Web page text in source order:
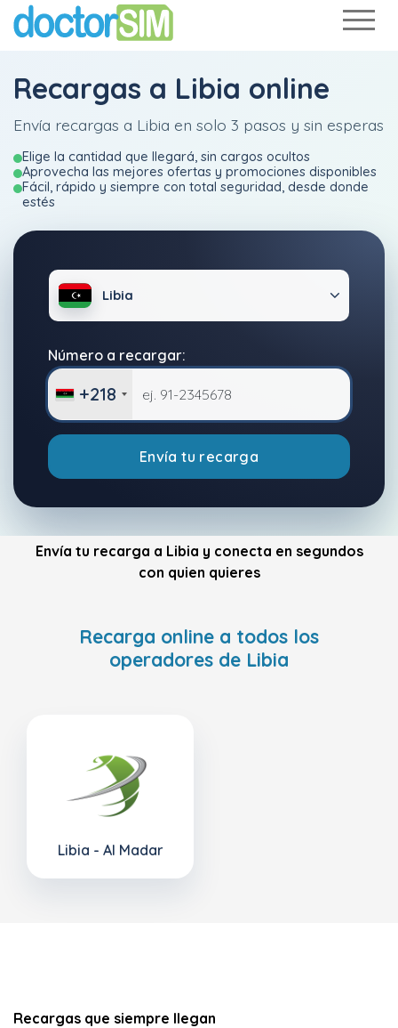
Recargas a Libia online
Envía recargas a Libia en solo 3 pasos y sin esperas
Elige la cantidad que llegará, sin cargos ocultos
Aprovecha las mejores ofertas y promociones disponibles
Fácil, rápido y siempre con total seguridad, desde donde
estés
Libia
Número a recargar:
+218
Envía tu recarga
Envía tu recarga a Libia y conecta en segundos
con quien quieres
Recarga online a todos los
operadores de Libia
Libia - Al Madar
Recargas que siempre llegan